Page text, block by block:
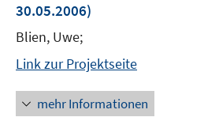
30.05.2006)
Blien, Uwe;
Link zur Projektseite
mehr Informationen